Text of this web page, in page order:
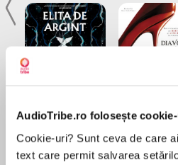
AudioTribe.ro folosește
Cookie-uri? Sunt ceva de care
text care permit salvarea